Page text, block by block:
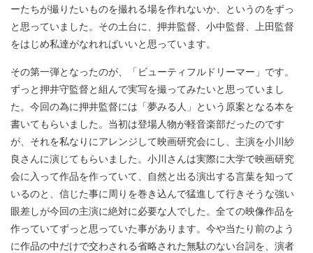
ーたちが撮りたいものを撮れる場を作れないか、というのをずっ
と思っていました。その土台に、押井監督、小中監督、上田監督
をはじめ私達がなれればいいと思っています。
その第一弾となったのが、「ビューティフルドリーマー」です。
ずっと押井守監督と組んで実写を撮ってみたいと思っていまし
た。今回の為に押井監督には「夢みる人」という原案となる本を
書いてもらいました。当初は登場人物が軽音楽部だったのです
が、それを私なりにアレンジして映画研究会にし、主演を小川紗
良さんに演じてもらいました。小川さんは実際に大学で映画研究
会に入って作品を作っていて、自然と出る演出する言葉を知って
いるのと、信じた事に周りを巻き込んで猛進して行きそうな強い
眼差しが今回の主演に絶対に必要な人でした。全ての映像作品を
作っていてずっと思っていた事があります。今や当たり前のよう
に作品の中だけで交わされる省略された無駄のない台詞を、演者